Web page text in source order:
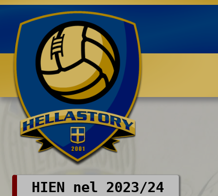
Benvenuti su HELLASTORY.net
HIEN nel 2023/24